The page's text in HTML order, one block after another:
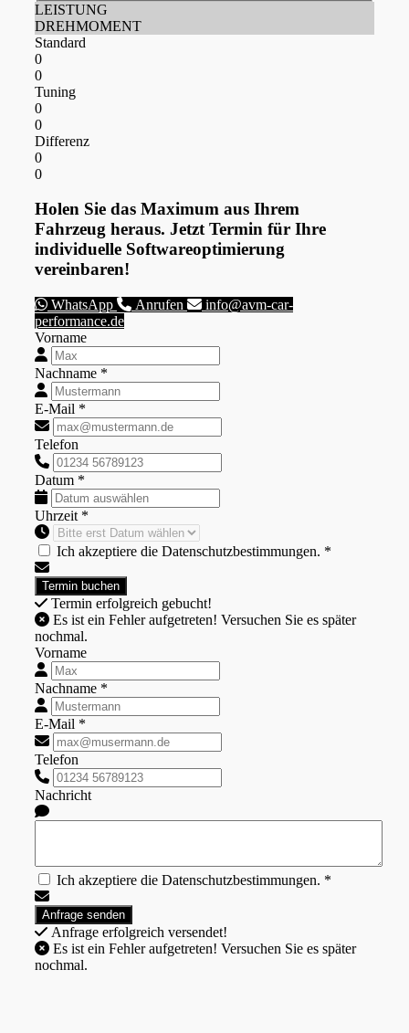
LEISTUNG
DREHMOMENT
Standard
0
0
Tuning
0
0
Differenz
0
0
Holen Sie das Maximum aus Ihrem
Fahrzeug heraus. Jetzt Termin für Ihre
individuelle Softwareoptimierung
vereinbaren!
WhatsApp Anrufen
info@avm-car-
performance.de
Vorname
Nachname *
E-Mail *
Telefon
Datum *
Uhrzeit *
Ich akzeptiere die Datenschutzbestimmungen. *
Termin erfolgreich gebucht!
nochmal.
Vorname
Nachname *
E-Mail *
Telefon
Nachricht
Ich akzeptiere die Datenschutzbestimmungen. *
Anfrage erfolgreich versendet!
nochmal.